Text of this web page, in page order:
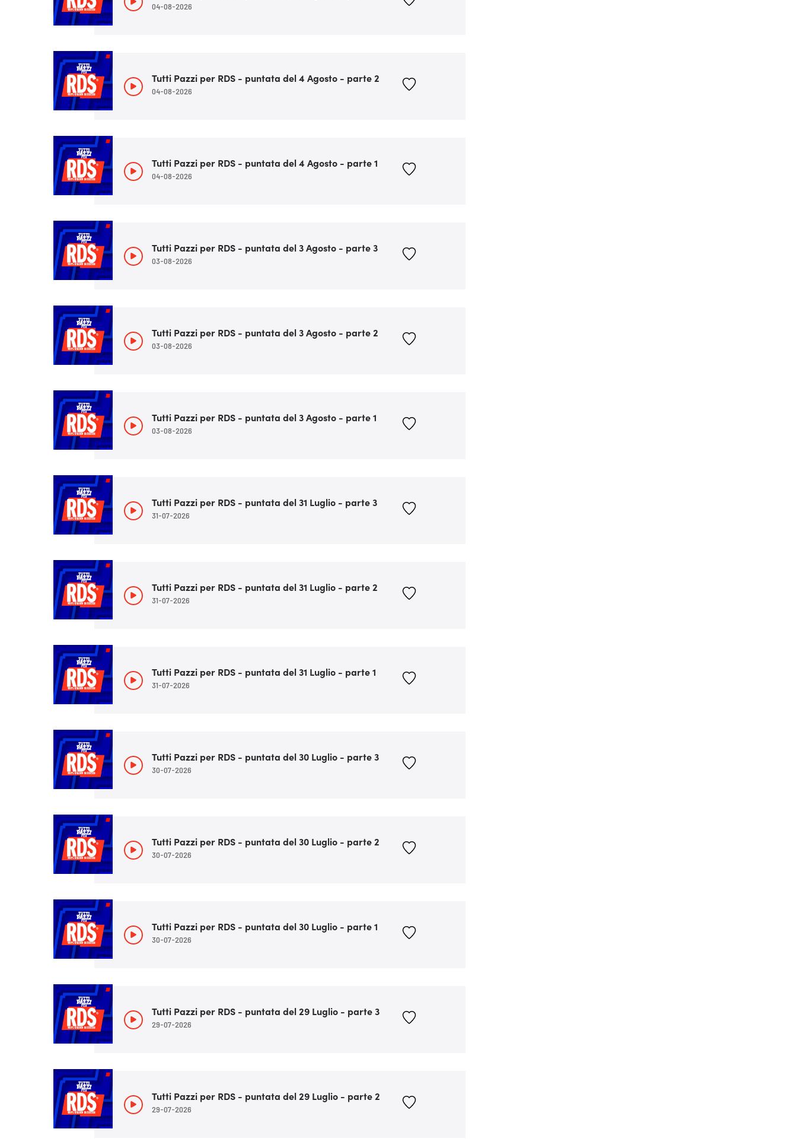
04-08-2026
Tutti Pazzi per RDS - puntata del 4 Agosto - parte 2
04-08-2026
Tutti Pazzi per RDS - puntata del 4 Agosto - parte 1
04-08-2026
Tutti Pazzi per RDS - puntata del 3 Agosto - parte 3
03-08-2026
Tutti Pazzi per RDS - puntata del 3 Agosto - parte 2
03-08-2026
Tutti Pazzi per RDS - puntata del 3 Agosto - parte 1
03-08-2026
Tutti Pazzi per RDS - puntata del 31 Luglio - parte 3
31-07-2026
Tutti Pazzi per RDS - puntata del 31 Luglio - parte 2
31-07-2026
Tutti Pazzi per RDS - puntata del 31 Luglio - parte 1
31-07-2026
Tutti Pazzi per RDS - puntata del 30 Luglio - parte 3
30-07-2026
Tutti Pazzi per RDS - puntata del 30 Luglio - parte 2
30-07-2026
Tutti Pazzi per RDS - puntata del 30 Luglio - parte 1
30-07-2026
Tutti Pazzi per RDS - puntata del 29 Luglio - parte 3
29-07-2026
Tutti Pazzi per RDS - puntata del 29 Luglio - parte 2
29-07-2026